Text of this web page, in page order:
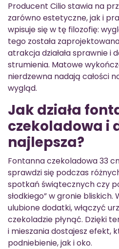
Producent Cilio stawia na
zarówno estetyczne, jak i
wpisuje się w tę filozofię:
tego została
atrakcja działała sprawnie i
strumienia. Matowe
nierdzewna nadają całości
wygląd.
Jak działa
czekoladowa i
najlepsza?
Fontanna czekoladowa 33
sprawdzi się podczas
spotkań świątecznych czy
słodkiego” w gronie
ulubione dodatki, włączyć
czekoladzie płynąć. Dzięki
i mieszania dostajesz efekt,
podniebienie, jak i oko.